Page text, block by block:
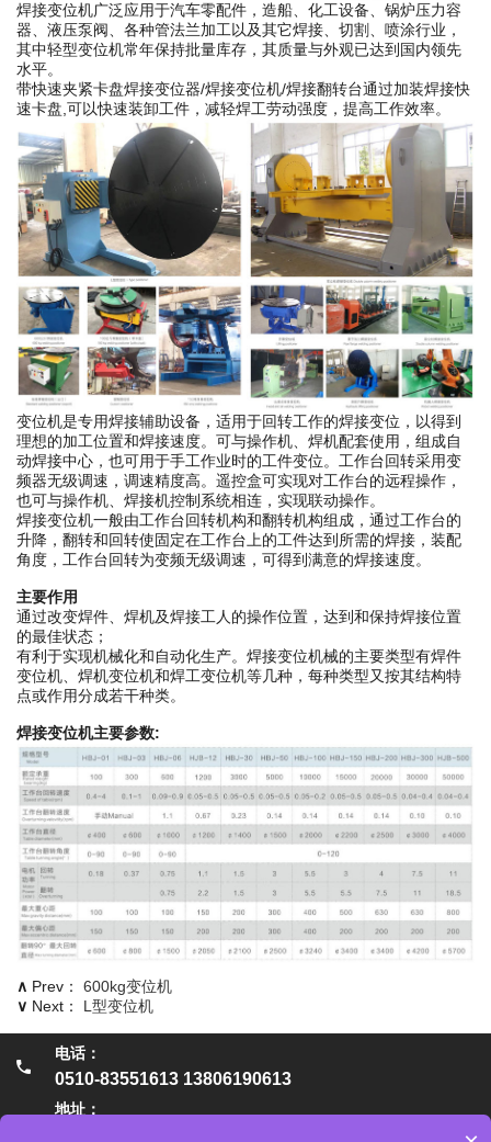
焊接变位机广泛应用于汽车零配件，造船、化工设备、锅炉压力容
器、液压泵阀、各种管法兰加工以及其它焊接、切割、喷涂行业，
其中轻型变位机常年保持批量库存，其质量与外观已达到国内领先
水平。
带快速夹紧卡盘焊接变位器/焊接变位机/焊接翻转台通过加装焊接快
速卡盘,可以快速装卸工件，减轻焊工劳动强度，提高工作效率。
变位机是专用焊接辅助设备，适用于回转工作的焊接变位，以得到
理想的加工位置和焊接速度。可与操作机、焊机配套使用，组成自
动焊接中心，也可用于手工作业时的工件变位。工作台回转采用变
频器无级调速，调速精度高。遥控盒可实现对工作台的远程操作，
也可与操作机、焊接机控制系统相连，实现联动操作。
焊接变位机一般由工作台回转机构和翻转机构组成，通过工作台的
升降，翻转和回转使固定在工作台上的工件达到所需的焊接，装配
角度，工作台回转为变频无级调速，可得到满意的焊接速度。
主要作用
通过改变焊件、焊机及焊接工人的操作位置，达到和保持焊接位置
的最佳状态；
有利于实现机械化和自动化生产。焊接变位机械的主要类型有焊件
变位机、焊机变位机和焊工变位机等几种，每种类型又按其结构特
点或作用分成若干种类。
焊接变位机主要参数:
∧ Prev： 600kg变位机
∨ Next： L型变位机
电话：
0510-83551613 13806190613
地址：